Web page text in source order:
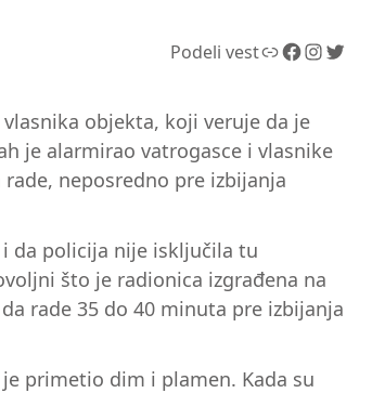
Podeli vestLink Facebook InstagramTwitter
objekta, koji veruje da je
je alarmirao vatrogasce i vlasnike
neposredno pre izbijanja
da policija nije isključila tu
što je radionica izgrađena na
rade 35 do 40 minuta pre izbijanja
primetio dim i plamen. Kada su